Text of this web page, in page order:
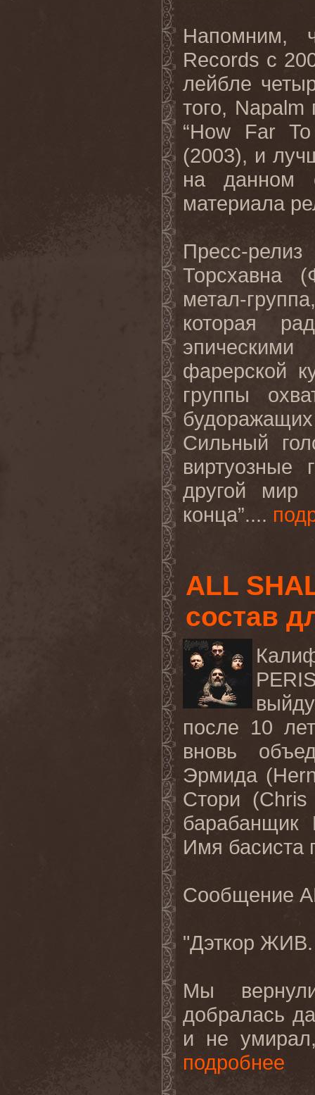
Напомним,
Records c
лейбле
того,
“How Far
(2003), и
на данном
материала
Пресс-
Торсхавна
метал-
которая
фарерской
группы
Сильный
другой мир
конца”....
ALL
состав
после 10
вновь
Эрмида
Стори
барабанщик
Имя басиста
Сообщение
"Дэткор ЖИВ.
Мы
добралась
и не
подробнее